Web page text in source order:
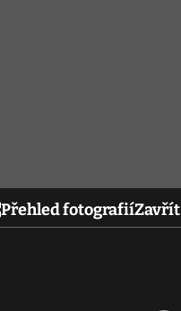
Přehled fotografiíZavřít